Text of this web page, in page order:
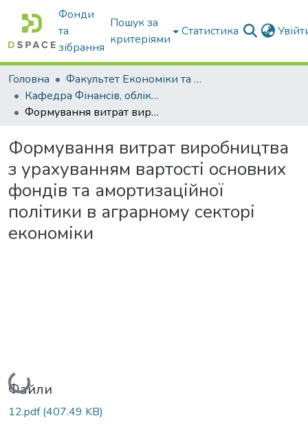
Фонди
та
зібрання
Пошук за
критеріями
Статистика
Головна
Факультет Економіки та бізнесу
Кафедра Фінансів, обліку і оподаткування
Формування витрат виробництва з урахуванням вартості основних фондів та амортизаційної політики в аграрному секторі економіки
Формування витрат виробництва
з урахуванням вартості основних
фондів та амортизаційної
політики в аграрному секторі
економіки
Вантажиться...
Файли
12.pdf(407.49 KB)